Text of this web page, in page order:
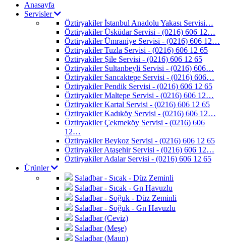
Anasayfa
Servisler
Öztiryakiler İstanbul Anadolu Yakası Servisi…
Öztiryakiler Üsküdar Servisi - (0216) 606 12…
Öztiryakiler Ümraniye Servisi - (0216) 606 12…
Öztiryakiler Tuzla Servisi - (0216) 606 12 65
Öztiryakiler Şile Servisi - (0216) 606 12 65
Öztiryakiler Sultanbeyli Servisi - (0216) 606…
Öztiryakiler Sancaktepe Servisi - (0216) 606…
Öztiryakiler Pendik Servisi - (0216) 606 12 65
Öztiryakiler Maltepe Servisi - (0216) 606 12…
Öztiryakiler Kartal Servisi - (0216) 606 12 65
Öztiryakiler Kadıköy Servisi - (0216) 606 12…
Öztiryakiler Çekmeköy Servisi - (0216) 606
12…
Öztiryakiler Beykoz Servisi - (0216) 606 12 65
Öztiryakiler Ataşehir Servisi - (0216) 606 12…
Öztiryakiler Adalar Servisi - (0216) 606 12 65
Ürünler
Saladbar - Sıcak - Düz Zeminli
Saladbar - Sıcak - Gn Havuzlu
Saladbar - Soğuk - Düz Zeminli
Saladbar - Soğuk - Gn Havuzlu
Saladbar (Ceviz)
Saladbar (Meşe)
Saladbar (Maun)